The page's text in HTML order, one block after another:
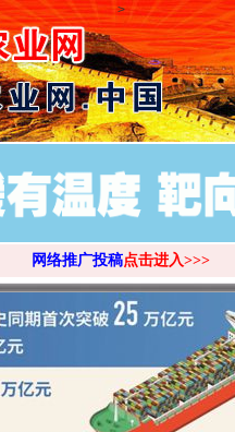
>
网络推广投稿点击进入>>>